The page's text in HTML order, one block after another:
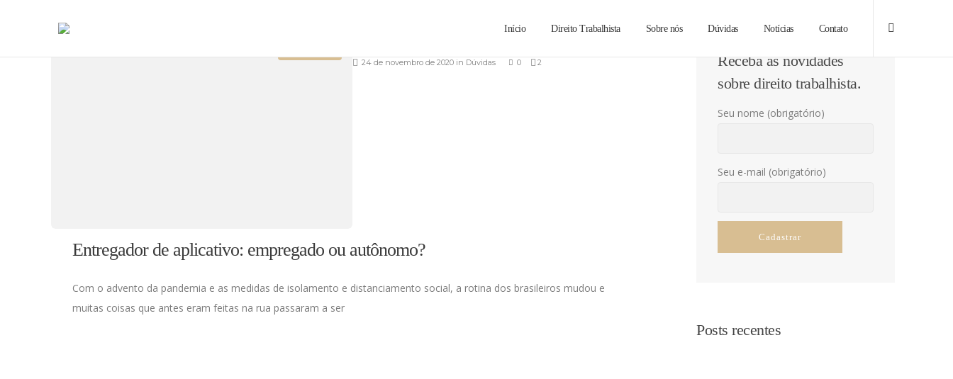
Início Direito Trabalhista Sobre nós Dúvidas Notícias Contato
24 de novembro de 2020 in Dúvidas 0 2
Entregador de aplicativo: empregado ou autônomo?
Com o advento da pandemia e as medidas de isolamento e distanciamento social, a rotina dos brasileiros mudou e
muitas coisas que antes eram feitas na rua passaram a ser
Receba as novidades
sobre direito trabalhista.
Seu nome (obrigatório)
Seu e-mail (obrigatório)
Posts recentes